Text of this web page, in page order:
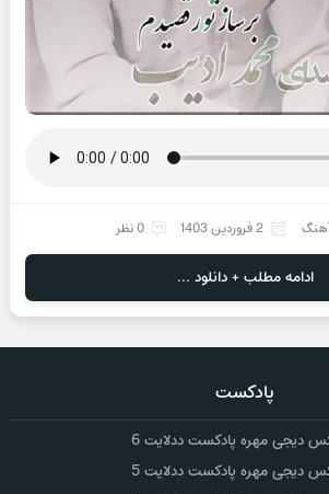
2 فروردین 1403 0 نظر
ادامه مطلب + دانلود ...
پادکست
دیجی مهره پادکست ددلایت 6
دیجی مهره پادکست ددلایت 5